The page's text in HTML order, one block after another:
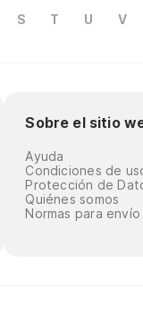
S T U V
Sobre el sitio
Ayuda
Condiciones de
Protección de
Quiénes somos
Normas para envío